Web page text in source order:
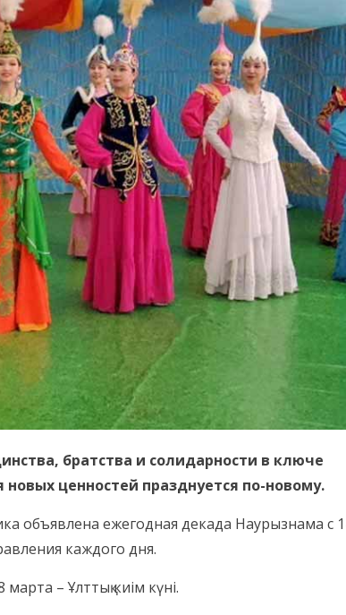
братства и солидарности в ключе
ценностей празднуется по-новому.
объявлена ежегодная декада Наурызнама с
каждого дня.
– Ұлттық киім күні.